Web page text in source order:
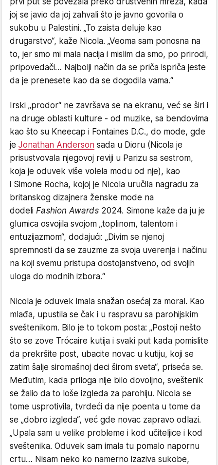
joj se javio da joj zahvali što je javno govorila o
sukobu u Palestini. „To zaista deluje kao
drugarstvo“, kaže Nicola. „Veoma sam ponosna na
to, jer smo mi mala nacija i mislim da smo, po prirodi,
pripovedači… Najbolji način da se priča ispriča jeste
da je prenesete kao da se dogodila vama.“
​Irski „prodor“ ne završava se na ekranu, već se širi i
na druge oblasti kulture - od muzike, sa bendovima
kao što su Kneecap i Fontaines D.C., do mode, gde
je Jonathan Anderson sada u Dioru (Nicola je
prisustvovala njegovoj reviji u Parizu sa sestrom,
koja je oduvek više volela modu od nje), kao
i Simone Rocha, kojoj je Nicola uručila nagradu za
britanskog dizajnera ženske mode na
dodeli Fashion Awards 2024. Simone kaže da ju je
glumica osvojila svojom „toplinom, talentom i
entuzijazmom“, dodajući: „Divim se njenoj
spremnosti da se zauzme za svoja uverenja i načinu
na koji svemu pristupa dostojanstveno, od svojih
uloga do modnih izbora.“
​Nicola je oduvek imala snažan osećaj za moral. Kao
mlađa, upustila se čak i u raspravu sa parohijskim
sveštenikom. Bilo je to tokom posta: „Postoji nešto
što se zove Trócaire kutija i svaki put kada pomislite
da prekršite post, ubacite novac u kutiju, koji se
zatim šalje siromašnoj deci širom sveta“, priseća se.
Međutim, kada priloga nije bilo dovoljno, sveštenik
se žalio da to loše izgleda za parohiju. Nicola se
tome usprotivila, tvrdeći da nije poenta u tome da
se „dobro izgleda“, već gde novac zapravo odlazi.
„Upala sam u velike probleme i kod učiteljice i kod
sveštenika. Oduvek sam imala tu pomalo napornu
crtu… Nisam neko ko namerno izaziva sukobe,